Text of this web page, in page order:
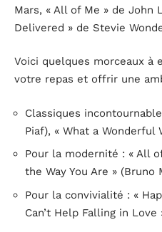
Mars, « All of Me » de John
Delivered » de Stevie
Voici quelques morceaux à
votre repas et offrir une
Classiques
Piaf), « What a Wonderful
Pour la modernité : « All
the Way You Are » (Bruno
Pour la convivialité : «
Can’t Help Falling in Love